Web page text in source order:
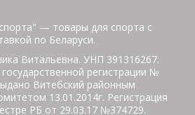
— товары для спорта с
по Беларуси.
Витальевна. УНП 391316267.
регистрации №
Витебский районным
13.01.2014г. Регистрация
РБ от 29.03.17 №374729.